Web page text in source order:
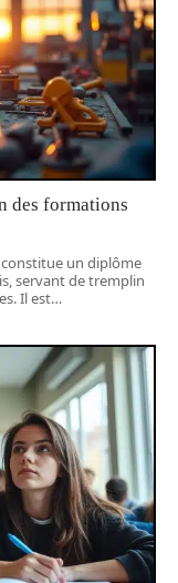
des formations
constitue un diplôme
servant de tremplin
Il est…